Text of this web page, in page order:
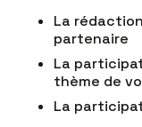
La
partenaire
La
thème de
La